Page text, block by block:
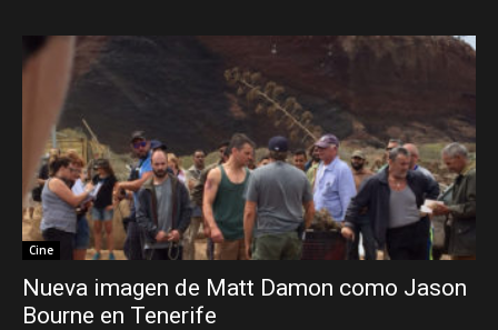
Cine
Nueva imagen de Matt Damon como Jason
Bourne en Tenerife